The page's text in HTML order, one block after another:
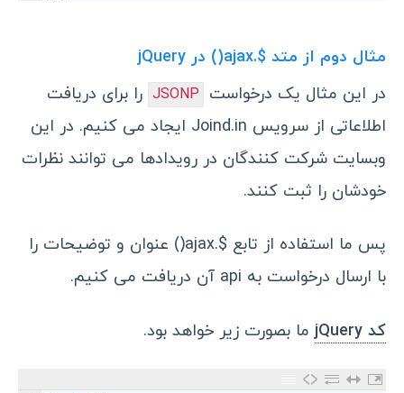
مثال دوم از متد $.ajax() در jQuery
در این مثال یک درخواست JSONP را برای دریافت
اطلاعاتی از سرویس Joind.in ایجاد می کنیم. در این
وبسایت شرکت کنندگان در رویدادها می توانند نظرات
خودشان را ثبت کنند.
پس ما استفاده از تابع $.ajax() عنوان و توضیحات را
با ارسال درخواست به api آن دریافت می کنیم.
کد jQuery ما بصورت زیر خواهد بود.